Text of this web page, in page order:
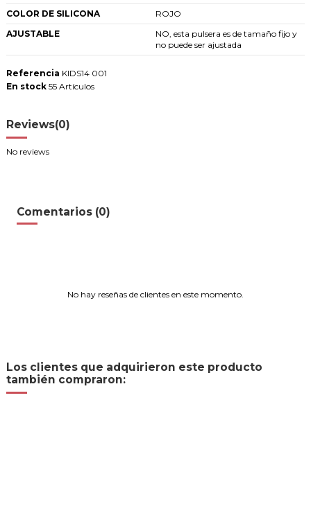
COLOR DE SILICONA
ROJO
AJUSTABLE
NO, esta pulsera es de tamaño fijo y
no puede ser ajustada
Referencia KIDS14 001
En stock 55 Artículos
Reviews(0)
No reviews
Comentarios (0)
No hay reseñas de clientes en este momento.
Los clientes que adquirieron este producto
también compraron: